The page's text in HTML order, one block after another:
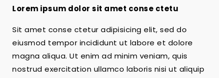
Lorem ipsum dolor sit amet conse ctetu
Sit amet conse ctetur adipisicing elit, sed do
eiusmod tempor incididunt ut labore et dolore
magna aliqua. Ut enim ad minim veniam, quis
nostrud exercitation ullamco laboris nisi ut aliquip